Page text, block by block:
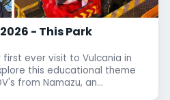
- This Park
ever visit to Vulcania in
this educational theme
from Namazu, an...